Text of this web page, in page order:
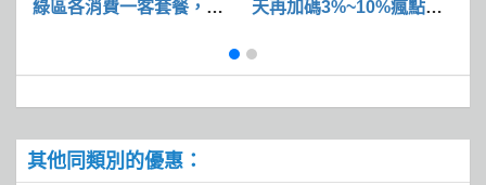
綠區各消費一客套餐，即
天再加碼3%~10%瘋點數
其他同類別的優惠：